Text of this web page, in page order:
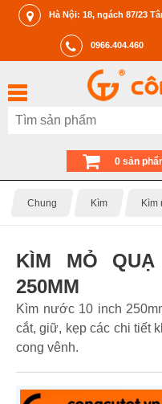
Hà Nội: 18, ngách 87/23
0966.404.460
0 sản
Chung Kìm Kìm
KÌM MỎ QUẠ
250MM
Kìm nước 10 inch
cắt, giữ, kẹp các chi tiết
cong vênh.